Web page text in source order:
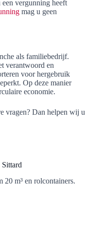
vergunning heeft
mag u geen
als familiebedrijf.
verantwoord en
voor hergebruik
Op deze manier
economie.
vragen? Dan helpen wij u
20 m³ en rolcontainers.